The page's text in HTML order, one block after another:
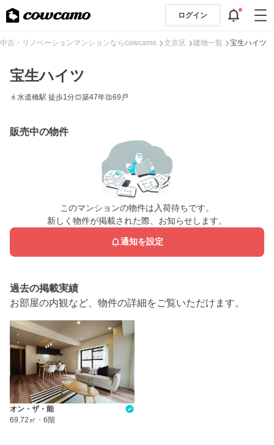
ログイン
中古・リノベーションマンションならcowcamo 文京区 建物一覧 宝生ハイツ
宝生ハイツ
水道橋駅 徒歩1分 築47年 69戸
販売中の物件
このマンションの物件は入荷待ちです。
新しく物件が掲載された際、お知らせします。
通知を設定
過去の掲載実績
お部屋の内観など、物件の詳細をご覧いただけます。
オン・ザ・能
69.72㎡ ・ 6階